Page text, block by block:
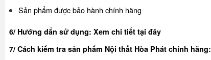
Sản phẩm được bảo hành chính hãng
6/ Hướng dẩn sử dụng: Xem chi tiết tại đây
7/ Cách kiểm tra sản phẩm Nội thất Hòa Phát chính hãng: